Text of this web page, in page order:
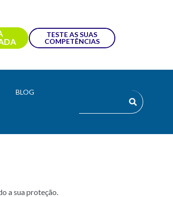
TESTE AS SUAS
COMPETÊNCIAS
BLOG
a sua proteção.